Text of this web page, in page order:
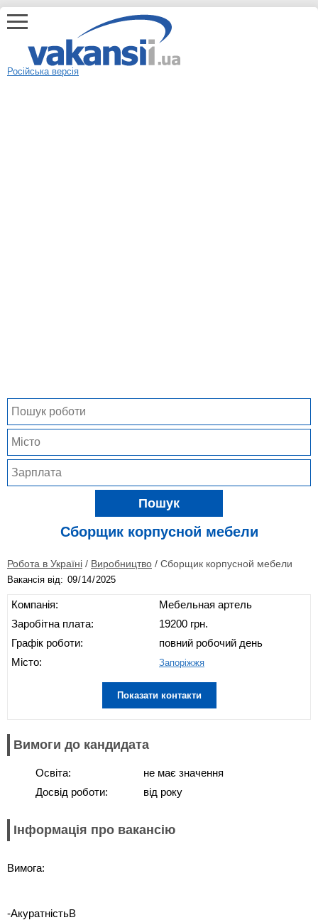
Російська версія
Пошук
Сборщик корпусной мебели
Робота в Україні / Виробництво / Сборщик корпусной мебели
Вакансія від:
Компанія:
Заробітна плата:
Графік роботи:
Місто:
Мебельная артель
19200 грн.
повний робочий день
Запоріжжя
Показати контакти
Вимоги до кандидата
Освіта:
Досвід роботи:
не має значення
від року
Інформація про вакансію
Вимога:
-АкуратністьВ